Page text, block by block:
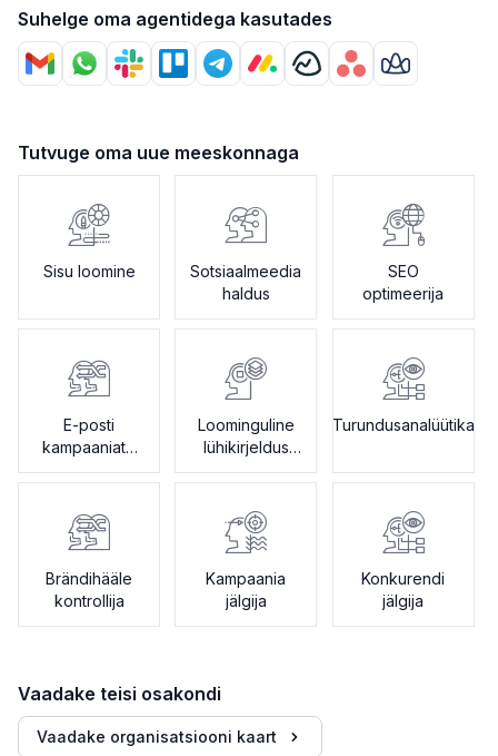
Suhelge oma agentidega kasutades
Tutvuge oma uue meeskonnaga
Sisu loomine
Sotsiaalmeedia
haldus
SEO
optimeerija
E-posti
kampaaniate
looja
Loominguline
lühikirjeldus
assistent
Turundusanalüütika
Brändihääle
kontrollija
Kampaania
jälgija
Konkurendi
jälgija
Vaadake teisi osakondi
Vaadake organisatsiooni kaart